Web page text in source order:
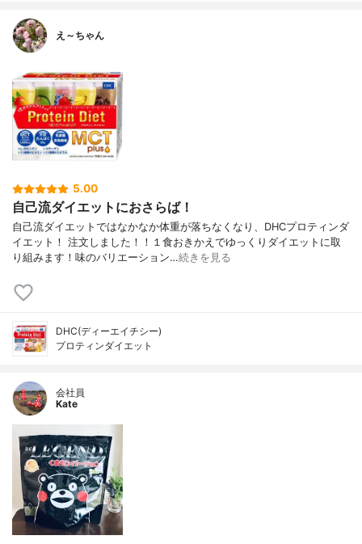
え～ちゃん
5.00
自己流ダイエットにおさらば！
自己流ダイエットではなかなか体重が落ちなくなり、DHCプロティンダ
イエット！ 注文しました！！１食おきかえでゆっくりダイエットに取
り組みます！味のバリエーション…続きを見る
DHC(ディーエイチシー)
プロティンダイエット
会社員
Kate